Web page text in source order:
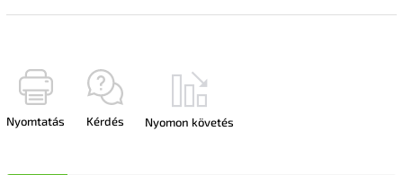
Nyomtatás Kérdés Nyomon követés